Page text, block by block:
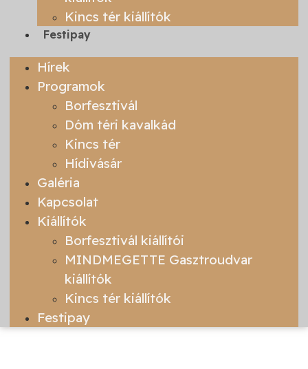
Kincs tér kiállítók
Festipay
Hírek
Programok
Borfesztivál
Dóm téri kavalkád
Kincs tér
Hídivásár
Galéria
Kapcsolat
Kiállítók
Borfesztivál kiállítói
MINDMEGETTE Gasztroudvar
kiállítók
Kincs tér kiállítók
Festipay